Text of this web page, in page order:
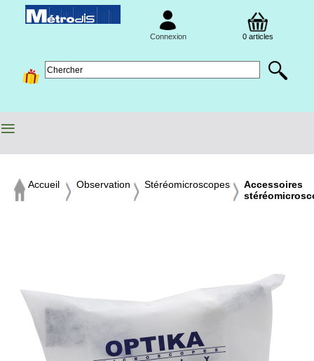
Connexion 0 articles
≡
Accueil Observation Stéréomicroscopes
Accessoires